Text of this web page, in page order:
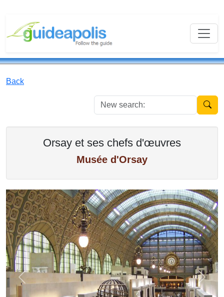
Back
New
Orsay et ses chefs d'œuvres
Musée d'Orsay
Previous Next